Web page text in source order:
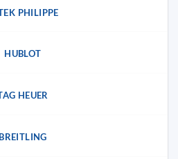
PHILIPPE
HUBLOT
HEUER
BREITLING